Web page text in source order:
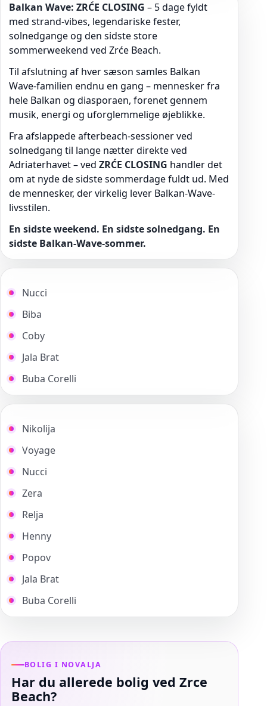
Balkan Wave: ZRĆE CLOSING – 5 dage fyldt
med strand-vibes, legendariske fester,
solnedgange og den sidste store
sommerweekend ved Zrće Beach.
Til afslutning af hver sæson samles Balkan
Wave-familien endnu en gang – mennesker fra
hele Balkan og diasporaen, forenet gennem
musik, energi og uforglemmelige øjeblikke.
Fra afslappede afterbeach-sessioner ved
solnedgang til lange nætter direkte ved
Adriaterhavet – ved ZRĆE CLOSING handler det
om at nyde de sidste sommerdage fuldt ud. Med
de mennesker, der virkelig lever Balkan-Wave-
livsstilen.
En sidste weekend. En sidste solnedgang. En
sidste Balkan-Wave-sommer.
Nucci
Biba
Coby
Jala Brat
Buba Corelli
Nikolija
Voyage
Nucci
Zera
Relja
Henny
Popov
Jala Brat
Buba Corelli
BOLIG I NOVALJA
Har du allerede bolig ved Zrce
Beach?